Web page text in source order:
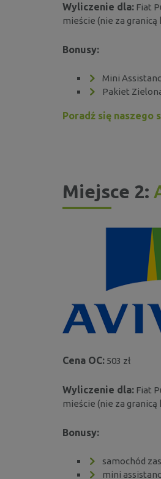
Wyliczenie dla: Fiat
mieście (nie za
Bonusy:
Mini
Pakiet
Poradź się naszego
Miejsce 2:
Cena OC: 503 zł
Wyliczenie dla: Fiat
mieście (nie za
Bonusy:
samochód
mini